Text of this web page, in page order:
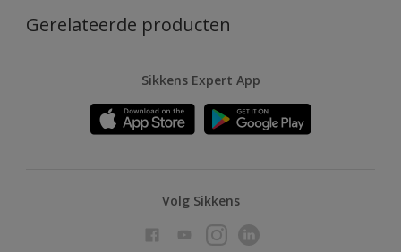
Gerelateerde producten
Sikkens Expert App
Volg Sikkens